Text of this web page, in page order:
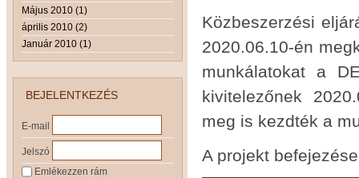
Május 2010 (1)
április 2010 (2)
Január 2010 (1)
BEJELENTKEZÉS
E-mail
Jelszó
Emlékezzen rám
Közbeszerzési
2020.06.10-én
munkálatokat a
kivitelezőnek
meg is kezdték a
A projekt